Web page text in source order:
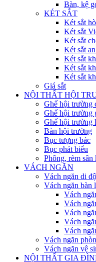
Bàn, kệ
KÉT SẮT
Két sắt
Két sắt
Két sắt
Két sắt
Két sắt
Két sắt
Két sắt
Giá sắt
NỘI THẤT HỘI
Ghế hội trường
Ghế hội trường
Ghế hội trường
Bàn hội trường
Bục tượng bác
Bục phát biểu
Phông, rèm sân
VÁCH NGĂN
Vách ngăn di
Vách ngăn bàn
Vách
Vách
Vách
Vách
Vách
Vách ngăn
Vách ngăn vệ
NỘI THẤT GIA